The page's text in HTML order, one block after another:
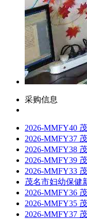
采购信息
2026-MMFY40
2026-MMFY37
2026-MMFY38
2026-MMFY39
2026-MMFY33
茂名市妇幼保健
2026-MMFY36
2026-MMFY35
2026-MMFY37